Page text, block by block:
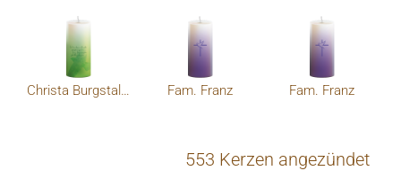
Christa Burgstaller und Bernhard Wagner Fam. Franz Fam. Franz
553 Kerzen angezündet